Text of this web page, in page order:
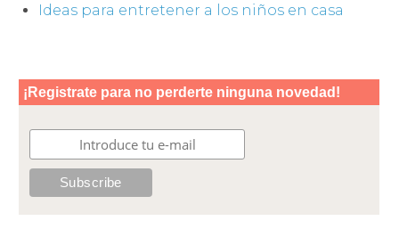
Ideas para entretener a los niños en casa